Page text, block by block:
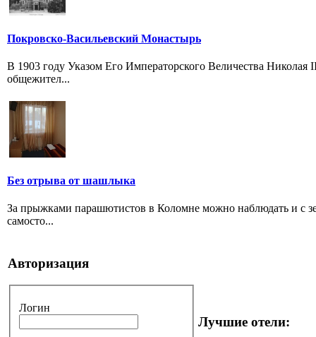
Покровско-Васильевский Монастырь
В 1903 году Указом Его Императорского Величества
общежител...
Без отрыва от шашлыка
За прыжками парашютистов в Коломне можно наблюдать и с
самосто...
Авторизация
Логин
Лучшие отели: